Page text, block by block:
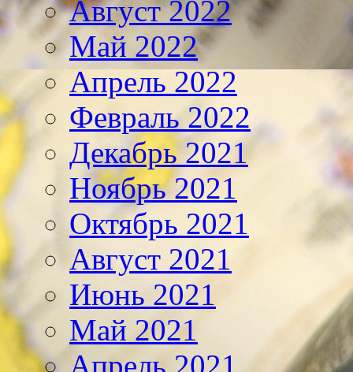
Август 2022
Май 2022
Апрель 2022
Февраль 2022
Декабрь 2021
Ноябрь 2021
Октябрь 2021
Август 2021
Июнь 2021
Май 2021